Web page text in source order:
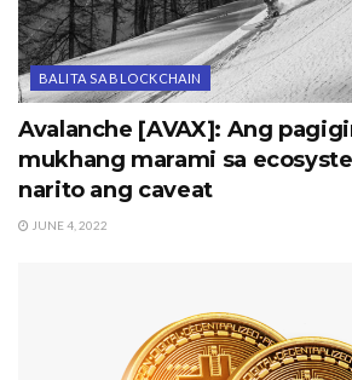
BALITA SA BLOCKCHAIN
Avalanche [AVAX]: Ang
mukhang marami sa
narito ang caveat
JUNE 4, 2022